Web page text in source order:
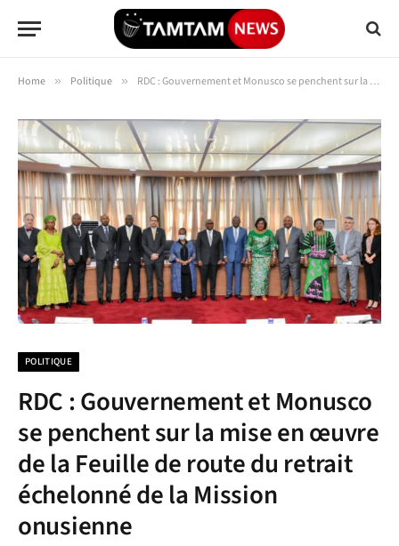
Home » Politique » RDC : Gouvernement et Monusco se penchent sur la mise en œuvre de la Feuille de route du retrait échelonné de la Mission onusienne
POLITIQUE
RDC : Gouvernement et Monusco
se penchent sur la mise en œuvre
de la Feuille de route du retrait
échelonné de la Mission
onusienne